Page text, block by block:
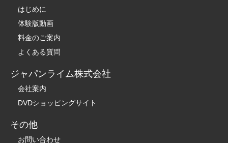
はじめに
体験版動画
料金のご案内
よくある質問
ジャパンライム株式会社
会社案内
DVDショッピングサイト
その他
お問い合わせ